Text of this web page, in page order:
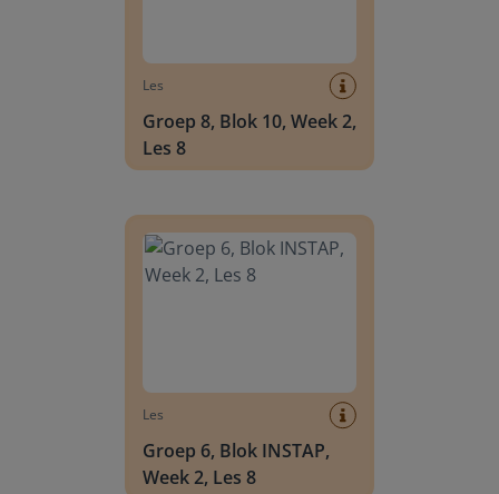
Les
Groep 8, Blok 10, Week 2,
Les 8
Les
Groep 6, Blok INSTAP,
Week 2, Les 8